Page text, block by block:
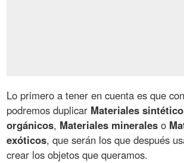
Lo primero a tener en cuenta es que
podremos duplicar Materiales
orgánicos, Materiales minerales o
exóticos, que serán los que después
crear los objetos que queramos.